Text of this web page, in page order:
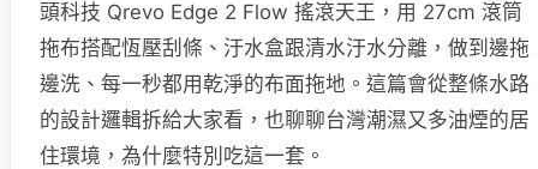
頭科技 Qrevo Edge 2 Flow 搖滾天王，用 27cm 滾筒
拖布搭配恆壓刮條、汙水盒跟清水汙水分離，做到邊拖
邊洗、每一秒都用乾淨的布面拖地。這篇會從整條水路
的設計邏輯拆給大家看，也聊聊台灣潮濕又多油煙的居
住環境，為什麼特別吃這一套。